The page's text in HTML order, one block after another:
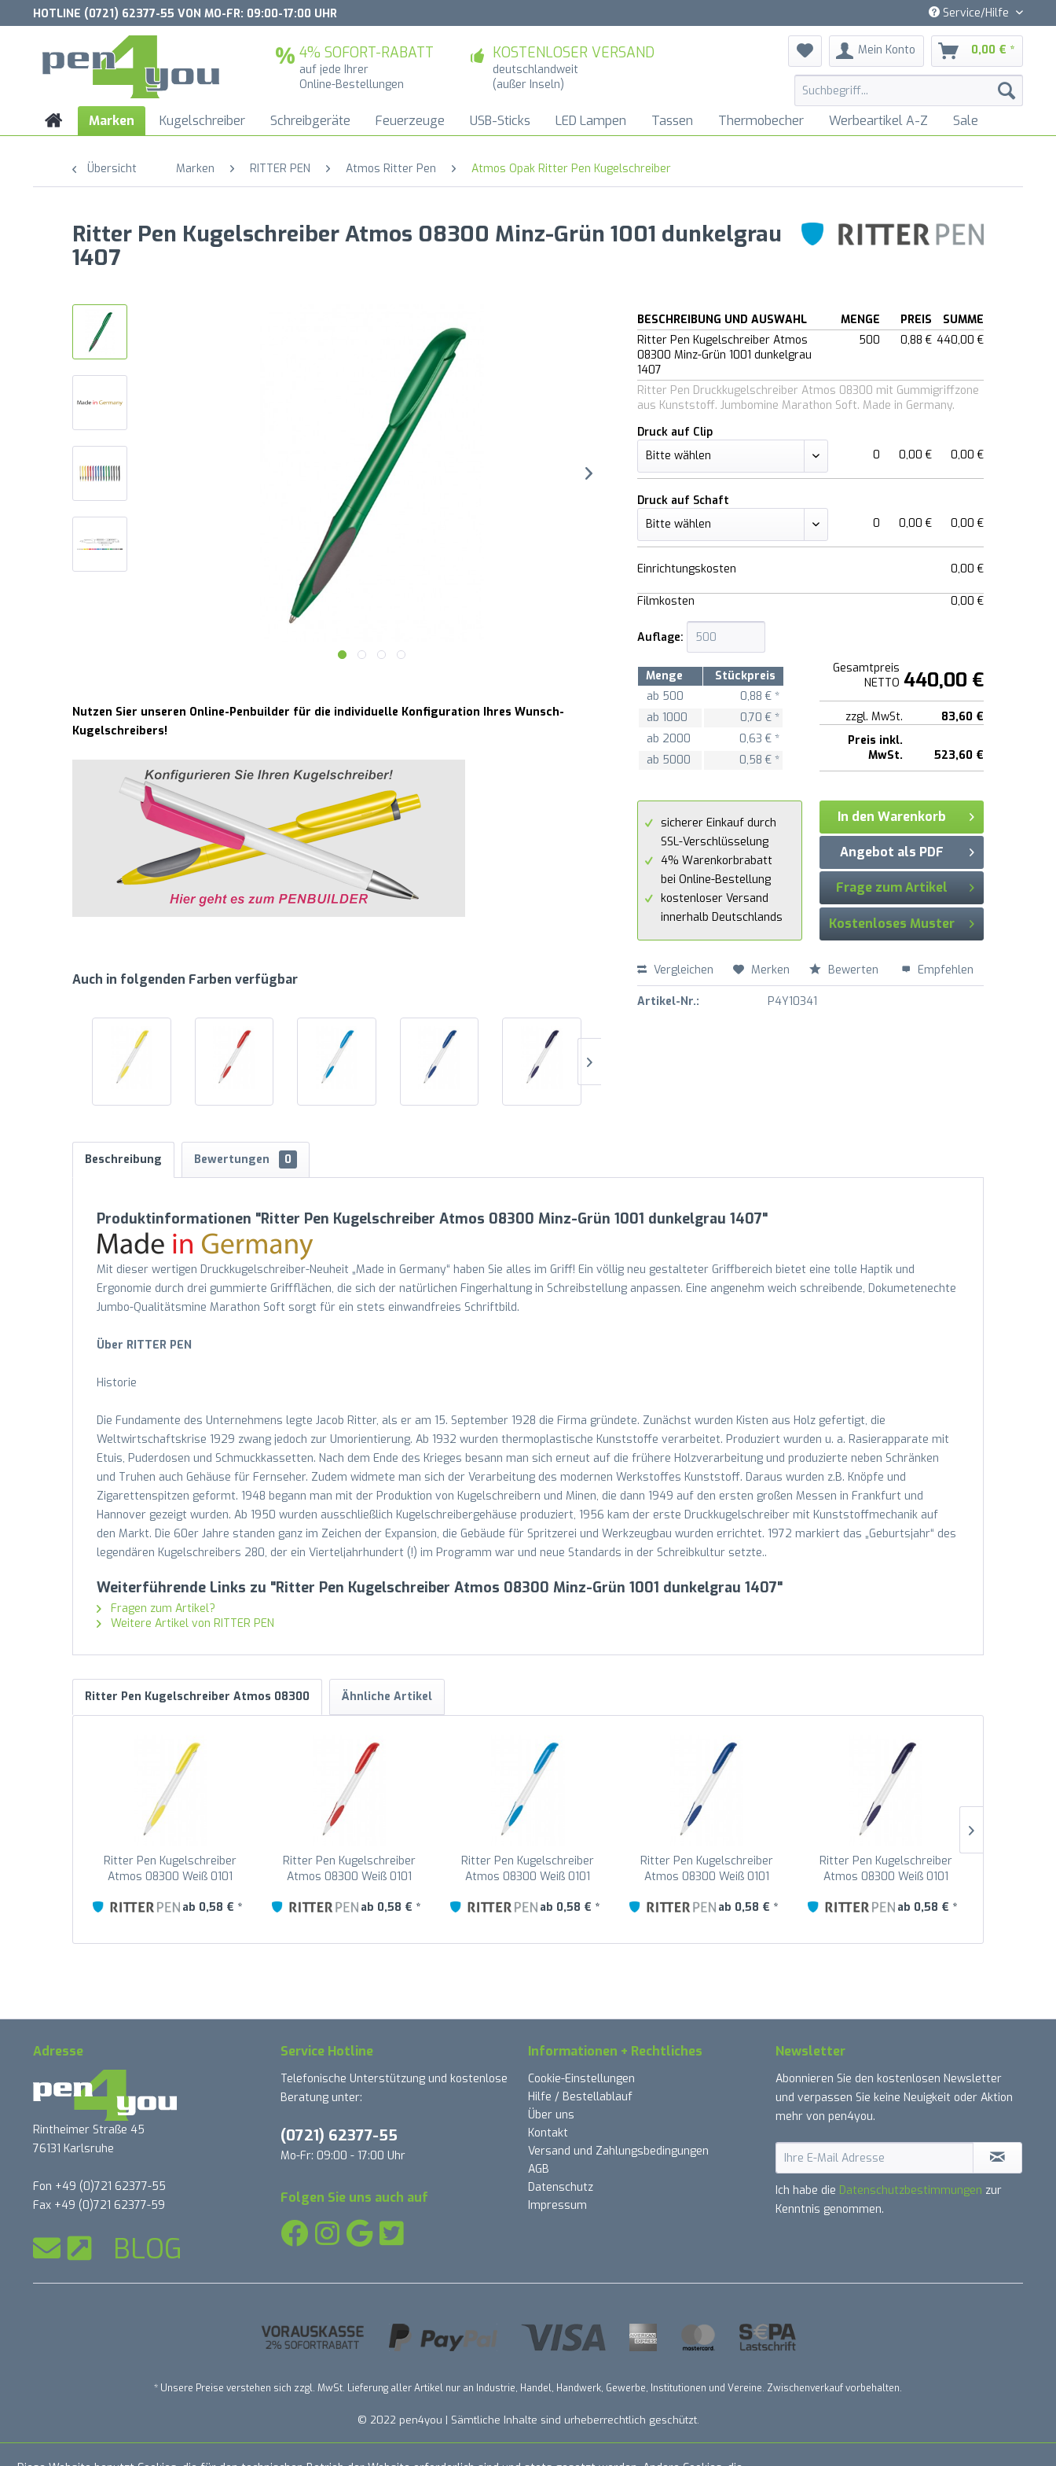
HOTLINE (0721) 62377-55 VON MO-FR: 09:00-17:00 UHR Service/Hilfe
4% SOFORT-RABATT
auf jede Ihrer
Online-Bestellungen
KOSTENLOSER VERSAND
deutschlandweit
(außer Inseln)
Mein Konto 0,00 € *
Marken Kugelschreiber Schreibgeräte Feuerzeuge USB-Sticks LED Lampen Tassen Thermobecher Werbeartikel A-Z Sale
Übersicht Marken RITTER PEN Atmos Ritter Pen Atmos Opak Ritter Pen Kugelschreiber
Ritter Pen Kugelschreiber Atmos 08300 Minz-Grün 1001 dunkelgrau
1407
Nutzen Sier unseren Online-Penbuilder für die individuelle Konfiguration Ihres Wunsch-
Kugelschreibers!
Auch in folgenden Farben verfügbar
BESCHREIBUNG UND AUSWAHL MENGE PREIS
SUMME
Ritter Pen Kugelschreiber Atmos
08300 Minz-Grün 1001 dunkelgrau
1407
500 0,88 € 440,00 €
Ritter Pen Druckkugelschreiber Atmos 08300 mit Gummigriffzone
aus Kunststoff. Jumbomine Marathon Soft. Made in Germany.
Druck auf Clip
0
0,00 € 0,00 €
Druck auf Schaft
0
0,00 € 0,00 €
Einrichtungskosten 0,00 €
Filmkosten 0,00 €
Auflage:
Menge
Stückpreis
ab 500
0,88 € *
ab1000
0,70 € *
ab 2000
0,63 € *
ab 5000 0,58 € *
Gesamtpreis
NETTO 440,00 €
zzgl. MwSt.
83,60 €
Preis inkl.
MwSt.
523,60 €
sicherer Einkauf durch
SSL-Verschlüsselung
4% Warenkorbrabatt
bei Online-Bestellung
kostenloser Versand
innerhalb Deutschlands
In den Warenkorb
Angebot als PDF
Frage zum Artikel
Kostenloses Muster
Vergleichen Merken Bewerten Empfehlen
Artikel-Nr.: P4Y10341
Beschreibung Bewertungen 0
Produktinformationen "Ritter Pen Kugelschreiber Atmos 08300 Minz-Grün 1001 dunkelgrau 1407"
Mit dieser wertigen Druckkugelschreiber-Neuheit „Made in Germany“ haben Sie alles im Griff! Ein völlig neu gestalteter Griffbereich bietet eine tolle Haptik und
Ergonomie durch drei gummierte Griffflächen, die sich der natürlichen Fingerhaltung in Schreibstellung anpassen. Eine angenehm weich schreibende, Dokumetenechte
Jumbo-Qualitätsmine Marathon Soft sorgt für ein stets einwandfreies Schriftbild.
Über RITTER PEN
Historie
Die Fundamente des Unternehmens legte Jacob Ritter, als er am 15. September 1928 die Firma gründete. Zunächst wurden Kisten aus Holz gefertigt, die
Weltwirtschaftskrise 1929 zwang jedoch zur Umorientierung. Ab 1932 wurden thermoplastische Kunststoffe verarbeitet. Produziert wurden u. a. Rasierapparate mit
Etuis, Puderdosen und Schmuckkassetten. Nach dem Ende des Krieges besann man sich erneut auf die frühere Holzverarbeitung und produzierte neben Schränken
und Truhen auch Gehäuse für Fernseher. Zudem widmete man sich der Verarbeitung des modernen Werkstoffes Kunststoff. Daraus wurden z.B. Knöpfe und
Zigarettenspitzen geformt. 1948 begann man mit der Produktion von Kugelschreibern und Minen, die dann 1949 auf den ersten großen Messen in Frankfurt und
Hannover gezeigt wurden. Ab 1950 wurden ausschließlich Kugelschreibergehäuse produziert, 1956 kam der erste Druckkugelschreiber mit Kunststoffmechanik auf
den Markt. Die 60er Jahre standen ganz im Zeichen der Expansion, die Gebäude für Spritzerei und Werkzeugbau wurden errichtet. 1972 markiert das „Geburtsjahr“ des
legendären Kugelschreibers 280, der ein Vierteljahrhundert (!) im Programm war und neue Standards in der Schreibkultur setzte..
Weiterführende Links zu "Ritter Pen Kugelschreiber Atmos 08300 Minz-Grün 1001 dunkelgrau 1407"
Fragen zum Artikel?
Weitere Artikel von RITTER PEN
Ritter Pen Kugelschreiber Atmos 08300 Ähnliche Artikel
Ritter Pen Kugelschreiber
Atmos 08300 Weiß 0101
ab 0,58 € *
Ritter Pen Kugelschreiber
Atmos 08300 Weiß 0101
ab 0,58 € *
Ritter Pen Kugelschreiber
Atmos 08300 Weiß 0101
ab 0,58 € *
Ritter Pen Kugelschreiber
Atmos 08300 Weiß 0101
ab 0,58 € *
Ritter Pen Kugelschreiber
Atmos 08300 Weiß 0101
ab 0,58 € *
Adresse
Rintheimer Straße 45
76131 Karlsruhe
Fon +49 (0)721 62377-55
Fax +49 (0)721 62377-59
BLOG
Service Hotline
Telefonische Unterstützung und kostenlose
Beratung unter:
(0721) 62377-55
Mo-Fr: 09:00 - 17:00 Uhr
Folgen Sie uns auch auf
Informationen + Rechtliches
Cookie-Einstellungen
Hilfe / Bestellablauf
Über uns
Kontakt
Versand und Zahlungsbedingungen
AGB
Datenschutz
Impressum
Newsletter
Abonnieren Sie den kostenlosen Newsletter
und verpassen Sie keine Neuigkeit oder Aktion
mehr von pen4you.
Ich habe die Datenschutzbestimmungen zur
Kenntnis genommen.
* Unsere Preise verstehen sich zzgl. MwSt. Lieferung aller Artikel nur an Industrie, Handel, Handwerk, Gewerbe, Institutionen und Vereine. Zwischenverkauf vorbehalten.
© 2022 pen4you | Sämtliche Inhalte sind urheberrechtlich geschützt.